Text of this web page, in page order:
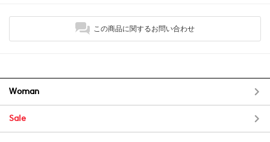
この商品に関するお問い合わせ
Woman
Sale